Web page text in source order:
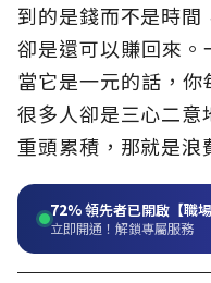
到的是錢而不是時
卻是還可以賺回來
當它是一元的話，
很多人卻是三心二意
重頭累積，那就是浪
72%領先者已開啟【職場
立即開通！解鎖專屬服務